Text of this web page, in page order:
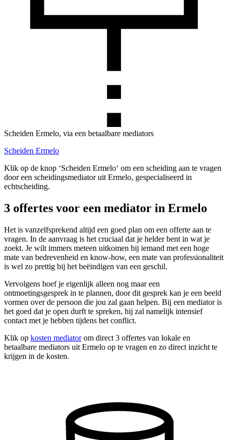
Scheiden Ermelo, via een betaalbare mediators
Scheiden Ermelo
Klik op de knop ‘Scheiden Ermelo‘ om een scheiding aan te vragen
door een scheidingsmediator uit Ermelo, gespecialiseerd in
echtscheiding.
3 offertes voor een mediator in Ermelo
Het is vanzelfsprekend altijd een goed plan om een offerte aan te
vragen. In de aanvraag is het cruciaal dat je helder bent in wat je
zoekt. Je wilt immers meteen uitkomen bij iemand met een hoge
mate van bedrevenheid en know-how, een mate van professionaliteit
is wel zo prettig bij het beëindigen van een geschil.
Vervolgens hoef je eigenlijk alleen nog maar een
ontmoetingsgesprek in te plannen, door dit gesprek kan je een beeld
vormen over de persoon die jou zal gaan helpen. Bij een mediator is
het goed dat je open durft te spreken, hij zal namelijk intensief
contact met je hebben tijdens het conflict.
Klik op kosten mediatorom direct 3 offertes van lokale en
betaalbare mediators uit Ermelo op te vragen en zo direct inzicht te
krijgen in de kosten.